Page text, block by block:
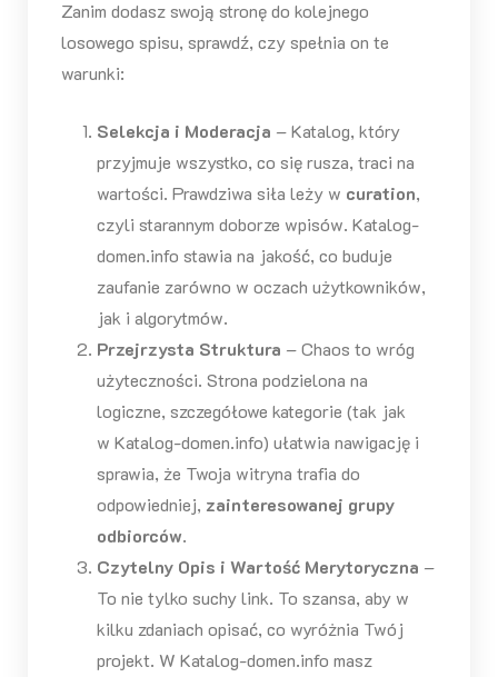
Zanim dodasz swoją stronę do kolejnego
losowego spisu, sprawdź, czy spełnia on te
warunki:
Selekcja i Moderacja – Katalog, który
przyjmuje wszystko, co się rusza, traci na
wartości. Prawdziwa siła leży w curation,
czyli starannym doborze wpisów. Katalog-
domen.info stawia na jakość, co buduje
zaufanie zarówno w oczach użytkowników,
jak i algorytmów.
Przejrzysta Struktura – Chaos to wróg
użyteczności. Strona podzielona na
logiczne, szczegółowe kategorie (tak jak
w Katalog-domen.info) ułatwia nawigację i
sprawia, że Twoja witryna trafia do
odpowiedniej, zainteresowanej grupy
odbiorców.
Czytelny Opis i Wartość Merytoryczna –
To nie tylko suchy link. To szansa, aby w
kilku zdaniach opisać, co wyróżnia Twój
projekt. W Katalog-domen.info masz